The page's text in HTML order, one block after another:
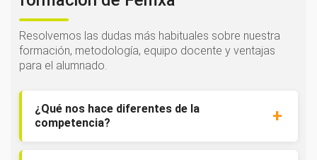
Resolvemos las dudas más habituales sobre nuestra
formación, metodología, equipo docente y ventajas
para el alumnado.
¿Qué nos hace diferentes de la
competencia?